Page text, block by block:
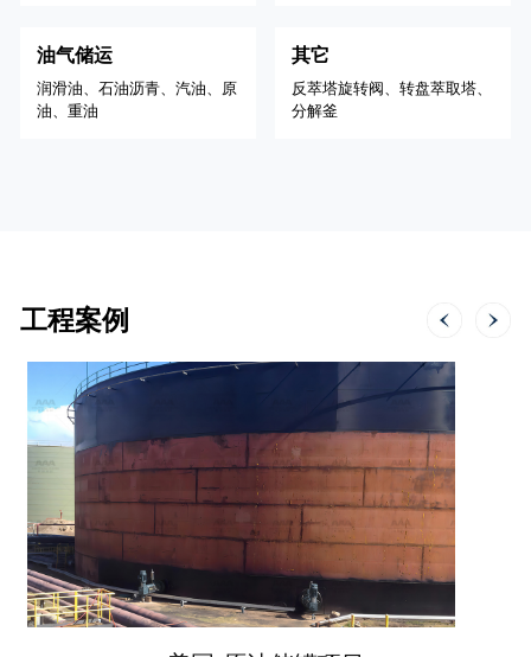
油气储运
润滑油、石油沥青、汽油、原
油、重油
其它
反萃塔旋转阀、转盘萃取塔、
分解釜
工程案例